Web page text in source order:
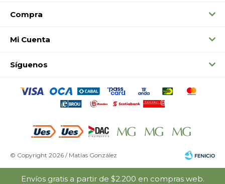
Compra
Mi Cuenta
Síguenos
© Copyright 2026 / Matías González
Envíos gratis a partir de $2.200 en compras web.